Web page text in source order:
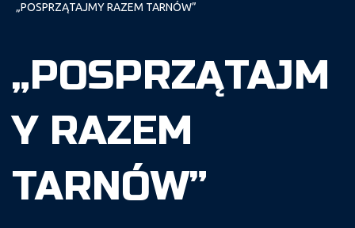
„POSPRZĄTAJMY RAZEM TARNÓW”
„POSPRZĄTAJM
Y RAZEM
TARNÓW”